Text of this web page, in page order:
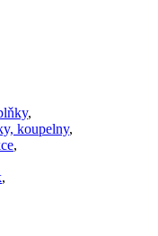
,
koupelny,
,
,